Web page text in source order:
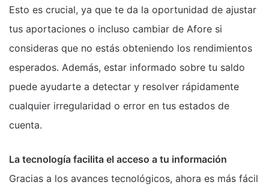
Esto es crucial, ya que te da la oportunidad de ajustar
tus aportaciones o incluso cambiar de Afore si
consideras que no estás obteniendo los rendimientos
esperados. Además, estar informado sobre tu saldo
puede ayudarte a detectar y resolver rápidamente
cualquier irregularidad o error en tus estados de
cuenta.
La tecnología facilita el acceso a tu información
Gracias a los avances tecnológicos, ahora es más fácil